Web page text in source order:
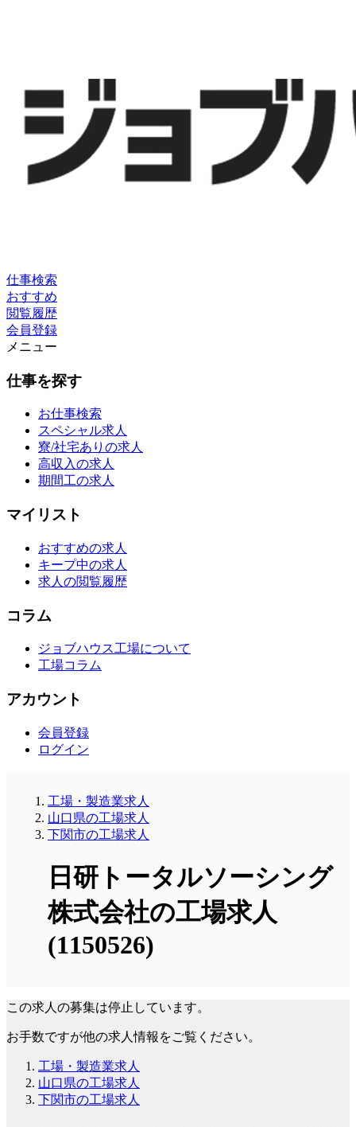
仕事検索
おすすめ
閲覧履歴
会員登録
メニュー
仕事を探す
お仕事検索
スペシャル求人
寮/社宅ありの求人
高収入の求人
期間工の求人
マイリスト
おすすめの求人
キープ中の求人
求人の閲覧履歴
コラム
ジョブハウス工場について
工場コラム
アカウント
会員登録
ログイン
工場・製造業求人
山口県の工場求人
下関市の工場求人
日研トータルソーシング
株式会社の工場求人
(1150526)
この求人の募集は停止しています。
お手数ですが他の求人情報をご覧ください。
工場・製造業求人
山口県の工場求人
下関市の工場求人